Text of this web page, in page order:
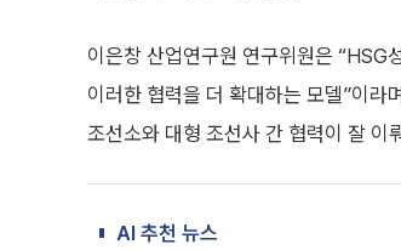
이은창 산업연구원 연구위원은 “HSG
이러한 협력을 더 확대하는 모델”이라
조선소와 대형 조선사 간 협력이 잘 이
AI 추천 뉴스